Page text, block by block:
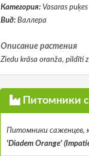
Категория: Vasaras puķes
Вид: Валлера
Описание растения
Ziedu krāsa oranža, pildīti
Питомники
Питомники саженцев,
'Diadem Orange'